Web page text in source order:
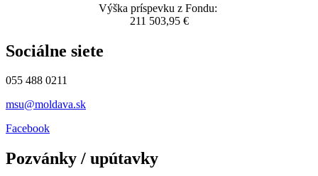
Výška príspevku z Fondu:
211 503,95 €
Sociálne siete
055 488 0211
msu@moldava.sk
Facebook
Pozvánky / upútavky